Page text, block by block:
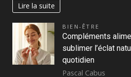
Lire la suite
BIEN-ÊTRE
Compléments
sublimer l’éclat
quotidien
Pascal Cabus